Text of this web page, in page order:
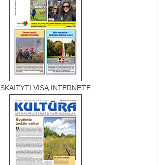
SKAITYTI VISĄ INTERNETE